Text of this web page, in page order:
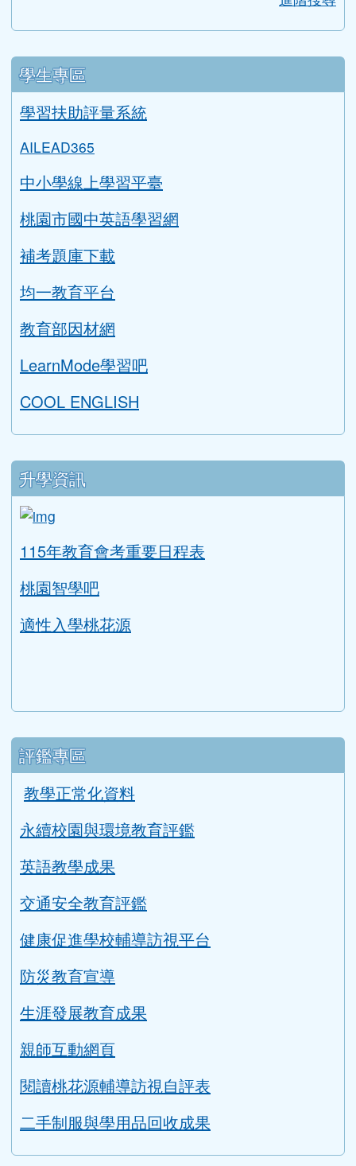
Gmail信箱
教師信箱
學生信箱
搜尋
學生專區
學習扶助評量系統
中小學線上學習平臺
桃園市國中英語學習網
補考題庫下載
均一教育平台
教育部因材網
升學資訊
評鑑專區
教學正常化資料
永續校園與環境教育評鑑